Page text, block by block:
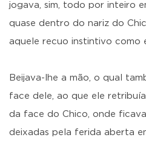
jogava, sim, todo por inteiro
quase dentro do nariz do
aquele recuo instintivo como
Beijava-lhe a mão, o qual
face dele, ao que ele
da face do Chico, onde
deixadas pela ferida aberta